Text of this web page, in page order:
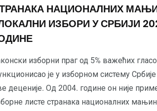
НАЦИОНАЛНИХ
ИЗБОРИ У СРБИЈИ
изборни праг од 5% важећих
је у изборном систему
деценије. Од 2004. године он није
листе странака националних